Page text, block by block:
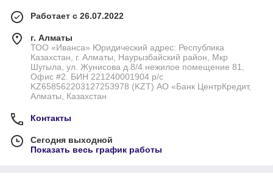
Работает с 26.07.2022
г. Алматы
ТОО «Иванса» Юридический адрес: Республика
Казахстан, г. Алматы, Наурызбайский район, Мкр
Шугыла, ул. Жунисова д.8/4 нежилое помещение 81,
Офис #2. БИН 221240001904 р/с
KZ658562203127253978 (KZT) АО «Банк ЦентрКредит,
Алматы, Казахстан
Контакты
Сегодня выходной
Показать весь график работы